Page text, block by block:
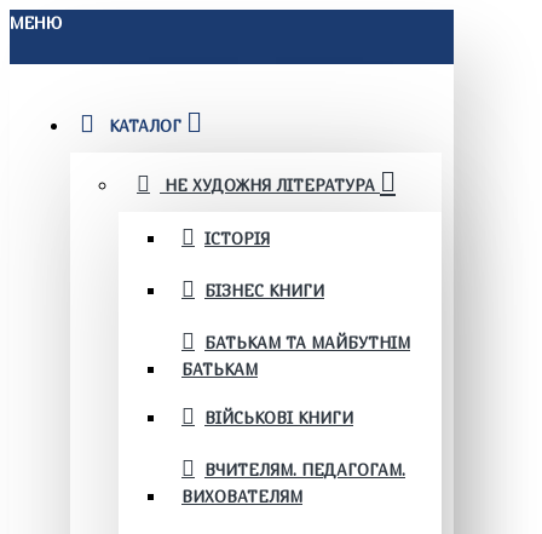
МЕНЮ
КАТАЛОГ
НЕ ХУДОЖНЯ ЛІТЕРАТУРА
ІСТОРІЯ
БІЗНЕС КНИГИ
БАТЬКАМ ТА МАЙБУТНІМ
БАТЬКАМ
ВІЙСЬКОВІ КНИГИ
ВЧИТЕЛЯМ. ПЕДАГОГАМ.
ВИХОВАТЕЛЯМ